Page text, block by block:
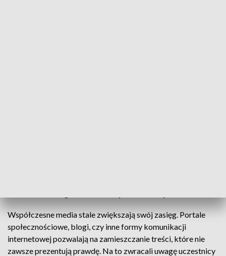
Współczesne media stale zwiększają swój zasięg. Portale
społecznościowe, blogi, czy inne formy komunikacji
internetowej pozwalają na zamieszczanie treści, które nie
zawsze prezentują prawdę. Na to zwracali uwagę uczestnicy